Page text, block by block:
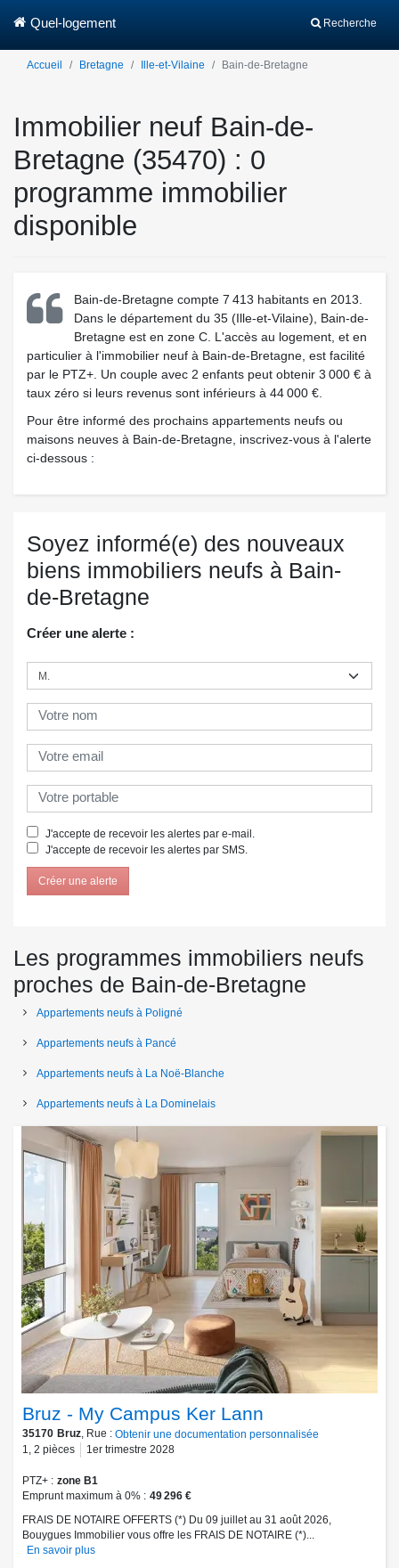
Recherche
Quel-logement
Accueil Bretagne Ille-et-Vilaine Bain-de-Bretagne
Immobilier neuf Bain-de-
Bretagne (35470) : 0
programme immobilier
disponible
Bain-de-Bretagne compte 7 413 habitants en 2013.
Dans le département du 35 (Ille-et-Vilaine), Bain-de-
Bretagne est en zone C. L'accès au logement, et en
particulier à l'immobilier neuf à Bain-de-Bretagne, est facilité
par le PTZ+. Un couple avec 2 enfants peut obtenir 3 000 € à
taux zéro si leurs revenus sont inférieurs à 44 000 €.
Pour être informé des prochains appartements neufs ou
maisons neuves à Bain-de-Bretagne, inscrivez-vous à l'alerte
ci-dessous :
Soyez informé(e) des nouveaux
biens immobiliers neufs à Bain-
de-Bretagne
Créer une alerte :
J'accepte de recevoir les alertes par e-mail.
J'accepte de recevoir les alertes par SMS.
Créer une alerte
Les programmes immobiliers neufs
proches de Bain-de-Bretagne
Appartements neufs à Poligné
Appartements neufs à Pancé
Appartements neufs à La Noë-Blanche
Appartements neufs à La Dominelais
Bruz - My Campus Ker Lann
35170 Bruz, Rue : Obtenir une documentation personnalisée
1, 2 pièces 1er trimestre 2028
PTZ+
zone B1
Emprunt maximum à 0%
49 296 €
FRAIS DE NOTAIRE OFFERTS (*) Du 09 juillet au 31 août 2026,
Bouygues Immobilier vous offre les FRAIS DE NOTAIRE (*)...
En savoir plus